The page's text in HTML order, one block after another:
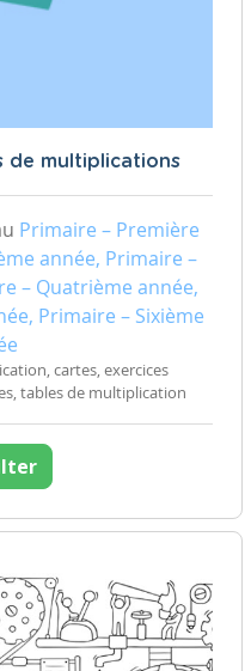
de multiplications
Primaire – Première
année, Primaire –
– Quatrième année,
Primaire – Sixième
cartes, exercices
tables de multiplication